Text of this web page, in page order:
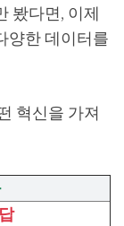
봤다면, 이제
양한 데이터를
혁신을 가져